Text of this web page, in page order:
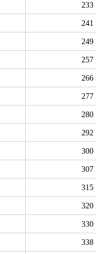
233
241
249
257
266
277
280
292
300
307
315
320
330
338